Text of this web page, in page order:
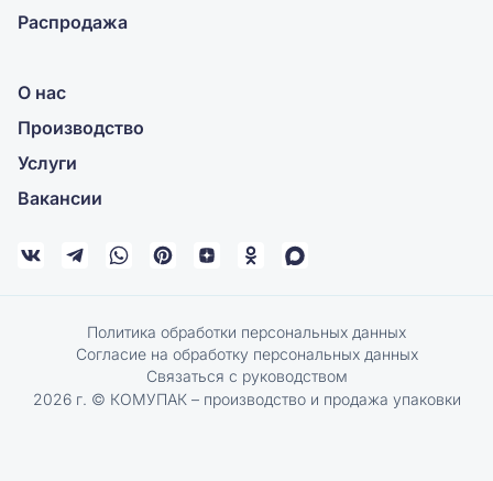
Распродажа
О нас
Производство
Услуги
Вакансии
Политика обработки персональных данных
Согласие на обработку персональных данных
Связаться с руководством
2026 г. © КОМУПАК – производство и продажа упаковки